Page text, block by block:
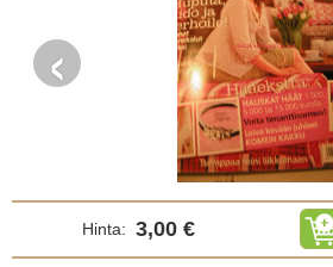
‹
Hinta: 3,00 €